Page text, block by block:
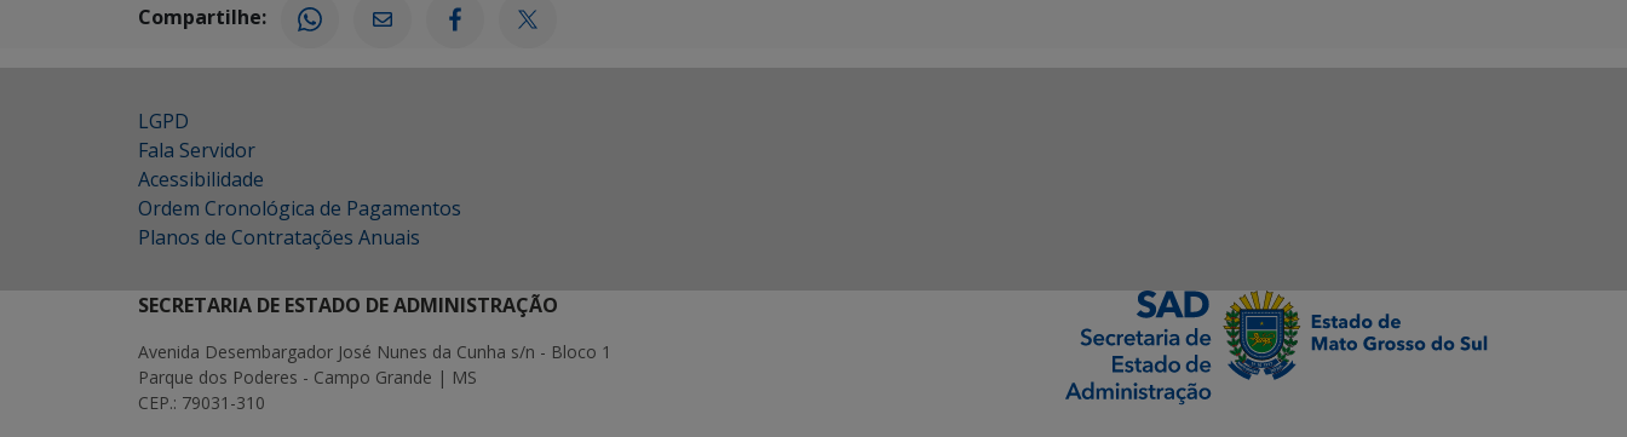
Compartilhe:
LGPD
Fala Servidor
Acessibilidade
Ordem Cronológica de Pagamentos
Planos de Contratações Anuais
SECRETARIA DE ESTADO DE ADMINISTRAÇÃO
Avenida Desembargador José Nunes da Cunha s/n - Bloco 1
Parque dos Poderes - Campo Grande | MS
CEP.: 79031-310